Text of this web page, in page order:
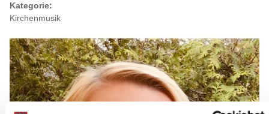
Kategorie:
Kirchenmusik